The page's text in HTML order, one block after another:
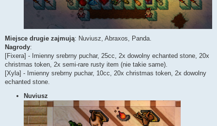
Miejsce drugie zajmują: Nuviusz, Abraxos, Panda.
Nagrody:
[Fixera] - Imienny srebrny puchar, 25cc, 2x dowolny echanted stone, 20x
christmas token, 2x semi-rare rusty item (nie takie same).
[Xyla] - Imienny srebrny puchar, 10cc, 20x christmas token, 2x dowolny
echanted stone.
Nuviusz